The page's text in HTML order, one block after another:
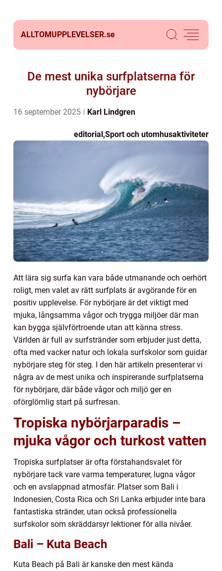
ALLTOMUPPLEVELSER.se
De mest unika surfplatserna för
nybörjare
16 september 2025 Karl Lindgren
editorial,Sport och utomhusaktiviteter
Att lära sig surfa kan vara både utmanande och oerhört
roligt, men valet av rätt surfplats är avgörande för en
positiv upplevelse. För nybörjare är det viktigt med
mjuka, långsamma vågor och trygga miljöer där man
kan bygga självförtroende utan att känna stress.
Världen är full av surfstränder som erbjuder just detta,
ofta med vacker natur och lokala surfskolor som guidar
nybörjare steg för steg. I den här artikeln presenterar vi
några av de mest unika och inspirerande surfplatserna
för nybörjare, där både vågor och miljö ger en
oförglömlig start på surfresan.
Tropiska nybörjarparadis –
mjuka vågor och turkost vatten
Tropiska surfplatser är ofta förstahandsvalet för
nybörjare tack vare varma temperaturer, lugna vågor
och en avslappnad atmosfär. Platser som Bali i
Indonesien, Costa Rica och Sri Lanka erbjuder inte bara
fantastiska stränder, utan också professionella
surfskolor som skräddarsyr lektioner för alla nivåer.
Bali – Kuta Beach
Kuta Beach på Bali är kanske den mest kända